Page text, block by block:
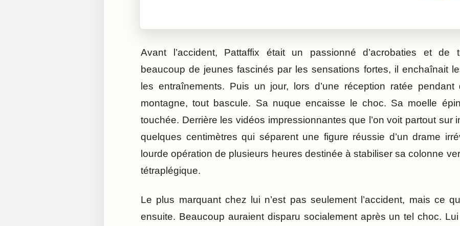
Avant l’accident, Pattaffix était un passionné d’acrobaties et de
beaucoup de jeunes fascinés par les sensations fortes, il enchaînait
les entraînements. Puis un jour, lors d’une réception ratée
montagne, tout bascule. Sa nuque encaisse le choc. Sa moelle
touchée. Derrière les vidéos impressionnantes que l’on voit partout sur
quelques centimètres qui séparent une figure réussie d’un drame
lourde opération de plusieurs heures destinée à stabiliser sa colonne
tétraplégique.
Le plus marquant chez lui n’est pas seulement l’accident, mais ce
ensuite. Beaucoup auraient disparu socialement après un tel choc.